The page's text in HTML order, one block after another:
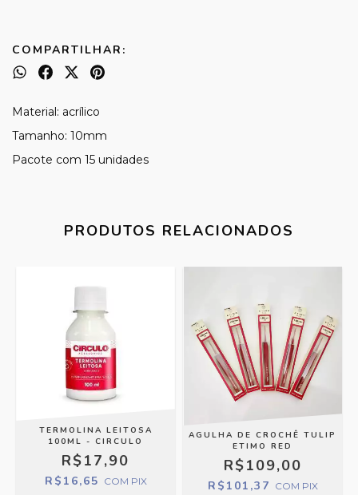
COMPARTILHAR:
Material: acrílico
Tamanho: 10mm
Pacote com 15 unidades
PRODUTOS RELACIONADOS
TERMOLINA LEITOSA
100ML - CIRCULO
R$17,90
R$16,65 COM PIX
AGULHA DE CROCHÊ TULIP
ETIMO RED
R$109,00
R$101,37 COM PIX